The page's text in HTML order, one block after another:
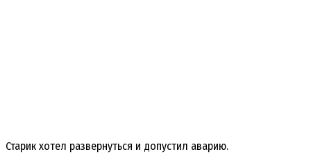
Старик хотел развернуться и допустил аварию.